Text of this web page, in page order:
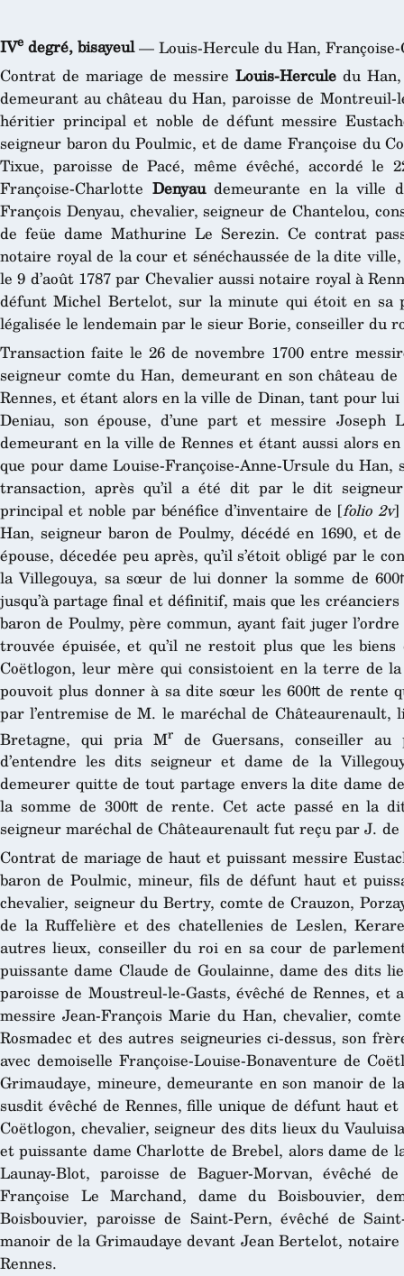
IVe degré, bisayeul— Louis-Hercule du Han, Françoise-
Contrat de mariage de messire Louis-Hercule du
demeurant au château du Han, paroisse de Montreuil-
héritier principal et noble de défunt messire
seigneur baron du Poulmic, et de dame Françoise du
Tixue, paroisse de Pacé, même évêché, accordé le
Françoise-Charlotte Denyaudemeurante en la ville
François Denyau, chevalier, seigneur de Chantelou,
de feüe dame Mathurine Le Serezin. Ce contrat
notaire royal de la cour et sénéchaussée de la dite
le 9 d’août 1787 par Chevalier aussi notaire royal à
défunt Michel Bertelot, sur la minute qui étoit en sa
légalisée le lendemain par le sieur Borie, conseiller du
Transaction faite le 26 de novembre 1700 entre
seigneur comte du Han, demeurant en son château
Rennes, et étant alors en la ville de Dinan, tant pour
Deniau, son épouse, d’une part et messire Joseph
demeurant en la ville de Rennes et étant aussi alors
que pour dame Louise-Françoise-Anne-Ursule du
transaction, après qu’il a été dit par le dit
principal et noble par bénéfice d’inventaire de [folio 2v]
Han, seigneur baron de Poulmy, décédé en 1690, et
épouse, décedée peu après, qu’il s’étoit obligé par le
la Villegouya, sa sœur de lui donner la somme de
jusqu’à partage final et définitif, mais que les
baron de Poulmy, père commun, ayant fait juger
trouvée épuisée, et qu’il ne restoit plus que les
Coëtlogon, leur mère qui consistoient en la terre de
pouvoit plus donner à sa dite sœur les 600₶ de rente
par l’entremise de M. le maréchal de Châteaurenault,
Bretagne, qui pria Mr de Guersans, conseiller
d’entendre les dits seigneur et dame de la
demeurer quitte de tout partage envers la dite dame
la somme de 300₶ de rente. Cet acte passé en la
seigneur maréchal de Châteaurenault fut reçu par J.
Contrat de mariage de haut et puissant messire
baron de Poulmic, mineur, fils de défunt haut et
chevalier, seigneur du Bertry, comte de Crauzon,
de la Ruffelière et des chatellenies de Leslen,
autres lieux, conseiller du roi en sa cour de
puissante dame Claude de Goulainne, dame des dits
paroisse de Moustreul-le-Gasts, évêché de Rennes,
messire Jean-François Marie du Han, chevalier,
Rosmadec et des autres seigneuries ci-dessus, son
avec demoiselle Françoise-Louise-Bonaventure de
Grimaudaye, mineure, demeurante en son manoir de
susdit évêché de Rennes, fille unique de défunt haut
Coëtlogon, chevalier, seigneur des dits lieux du
et puissante dame Charlotte de Brebel, alors dame de
Launay-Blot, paroisse de Baguer-Morvan, évêché
Françoise Le Marchand, dame du Boisbouvier,
Boisbouvier, paroisse de Saint-Pern, évêché de
manoir de la Grimaudaye devant Jean Bertelot, notaire
Rennes.